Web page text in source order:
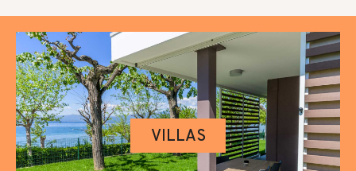
VILLAS